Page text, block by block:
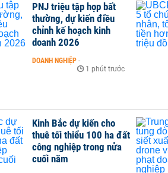
PNJ triệu tập họp bất
thường, dự kiến điều
chỉnh kế hoạch kinh
doanh 2026
DOANH NGHIỆP -
1 phút trước
Kinh Bắc dự kiến cho
thuê tối thiểu 100 ha đất
công nghiệp trong nửa
cuối năm